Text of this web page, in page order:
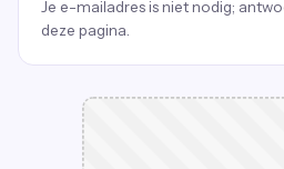
Je e-mailadres is niet nodig;
deze pagina.